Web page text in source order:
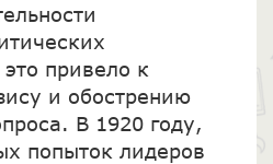
привело к
и обострению
В 1920 году,
попыток лидеров